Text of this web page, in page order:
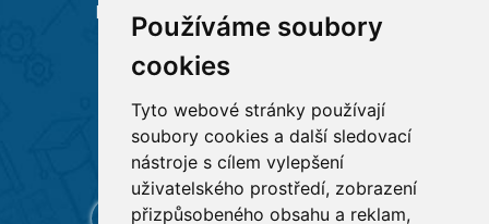
Používáme soubory
cookies
Tyto webové stránky používají
soubory cookies a další sledovací
nástroje s cílem vylepšení
uživatelského prostředí, zobrazení
přizpůsobeného obsahu a reklam,
Pěší 66/1, 712 00 Ostrava-Muglinov
tel:596 244 880
RYCHLÉ ODKAZY